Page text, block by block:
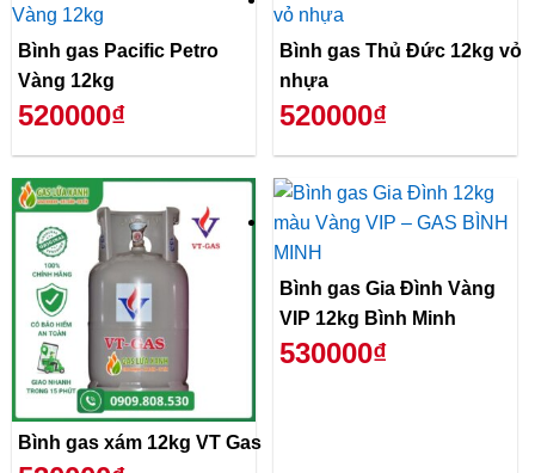
Bình gas Pacific Petro
Vàng 12kg
520000₫
Bình gas Thủ Đức 12kg vỏ
nhựa
520000₫
Bình gas xám 12kg VT Gas
Bình gas Gia Đình Vàng
VIP 12kg Bình Minh
530000₫